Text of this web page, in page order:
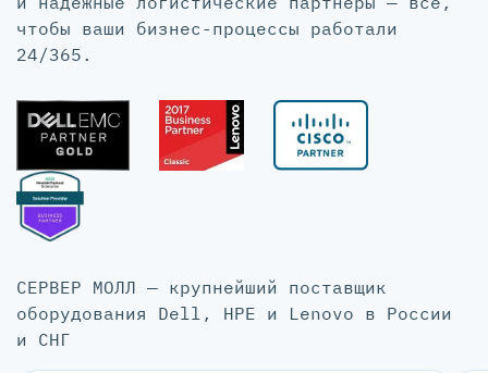
чтобы ваши бизнес-процессы работали
24/365.
СЕРВЕР МОЛЛ — крупнейший поставщик
оборудования Dell, HPE и Lenovo в России
и СНГ